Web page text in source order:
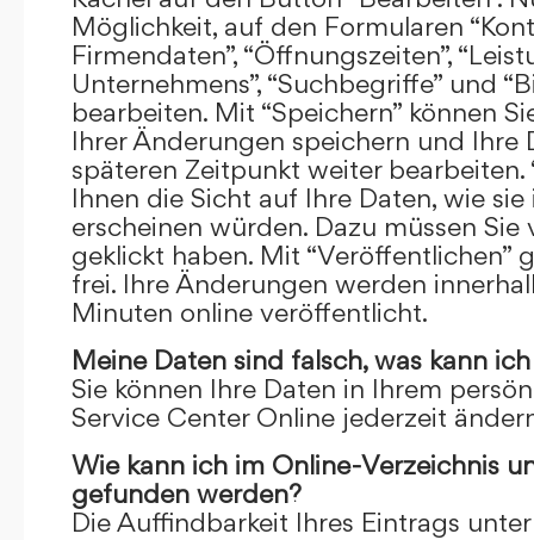
Möglichkeit, auf den Formularen
Firmendaten”, “Öffnungszeiten”,
Unternehmens”, “Suchbegriffe” und
bearbeiten. Mit “Speichern” können
Ihrer Änderungen speichern und Ihre
späteren Zeitpunkt weiter bearbeiten.
Ihnen die Sicht auf Ihre Daten, wie
erscheinen würden. Dazu müssen Sie
geklickt haben. Mit “Veröffentlichen”
frei. Ihre Änderungen werden
Minuten online veröffentlicht.
Meine Daten sind falsch, was kann
Sie können Ihre Daten in Ihrem
Service Center Online jederzeit
Wie kann ich im Online-Verzeichnis
gefunden werden?
Die Auffindbarkeit Ihres Eintrags